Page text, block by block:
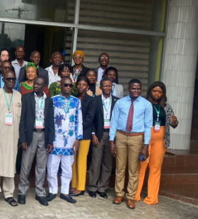
International
pour
le